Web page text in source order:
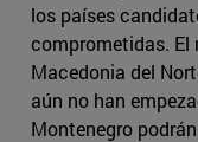
los países
comprometidas. El
Macedonia del
aún no han
Montenegro